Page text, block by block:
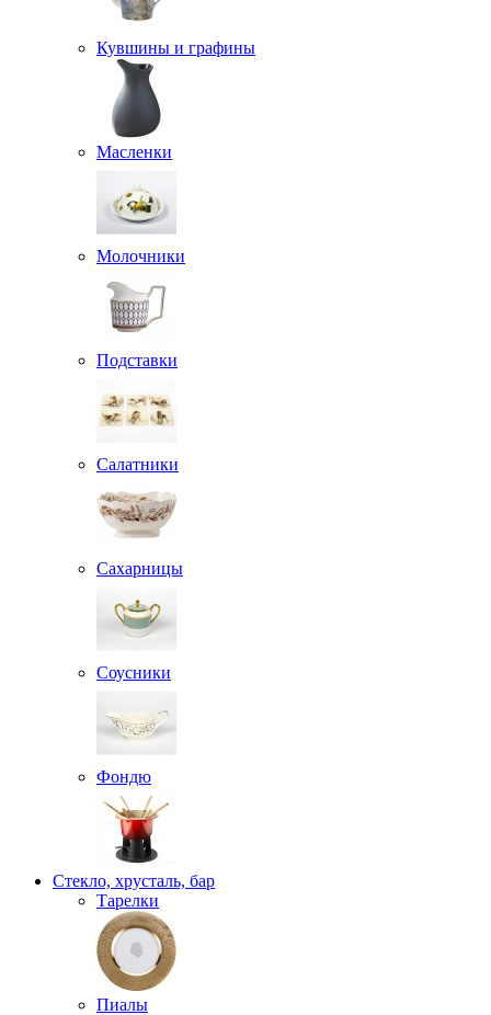
Кувшины и графины
Масленки
Молочники
Подставки
Салатники
Сахарницы
Соусники
Фондю
Стекло, хрусталь, бар
Тарелки
Пиалы